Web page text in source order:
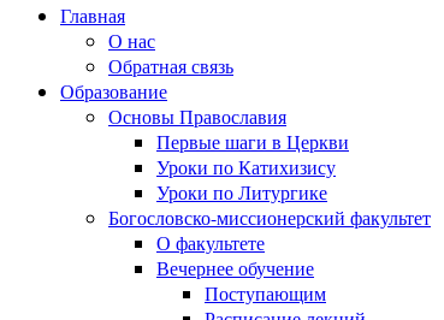
Главная
О нас
Обратная связь
Образование
Основы Православия
Первые шаги в Церкви
Уроки по Катихизису
Уроки по Литургике
Богословско-миссионерский факультет
О факультете
Вечернее обучение
Поступающим